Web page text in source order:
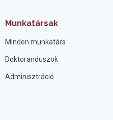
Munkatársak
Minden munkatárs
Doktoranduszok
Adminisztráció